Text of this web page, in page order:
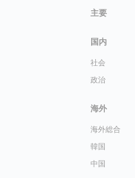
主要
国内
社会
政治
海外
海外総合
韓国
中国